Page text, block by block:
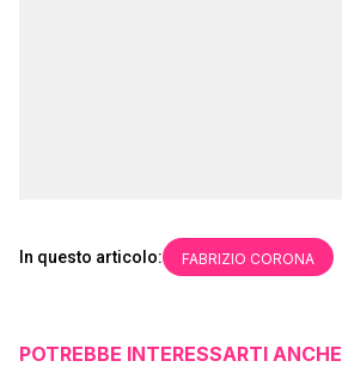
In questo articolo: FABRIZIO CORONA
POTREBBE INTERESSARTI ANCHE